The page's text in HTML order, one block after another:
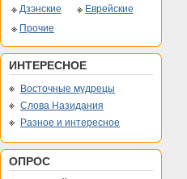
Дзэнские
Еврейские
Прочие
ИНТЕРЕСНОЕ
Восточные мудрецы
Слова Назидания
Разное и интересное
ОПРОС